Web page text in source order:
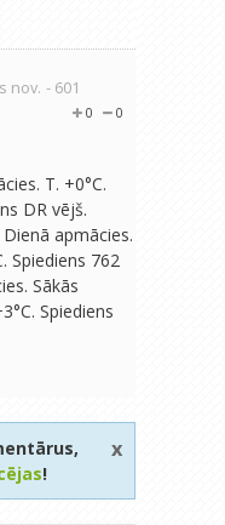
nov. - 601
0
0
T. +0°C.
DR vējš.
apmācies.
Spiediens 762
Sākās
Spiediens
!
x